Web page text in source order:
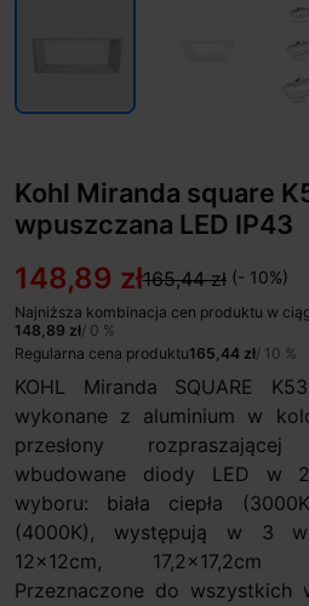
Kohl Miranda square
wpuszczana LED IP43
148,89 zł165,44 zł (- 10%)
Najniższa kombinacja cen produktu w
148,89 zł/ 0 %
Regularna cena produktu165,44 zł/ 10 %
KOHL Miranda SQUARE
wykonane z aluminium w
przesłony
wbudowane diody LED w
wyboru: biała ciepła
(4000K), występują w 3
12x12cm, 17,2x17,2cm
Przeznaczone do wszystkich